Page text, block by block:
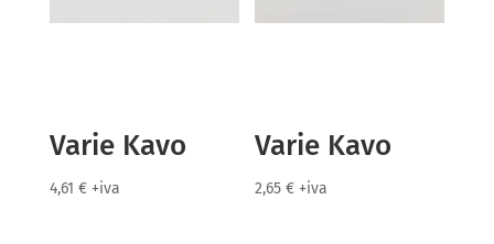
Varie Kavo
4,61 € +iva
Varie Kavo
2,65€ +iva